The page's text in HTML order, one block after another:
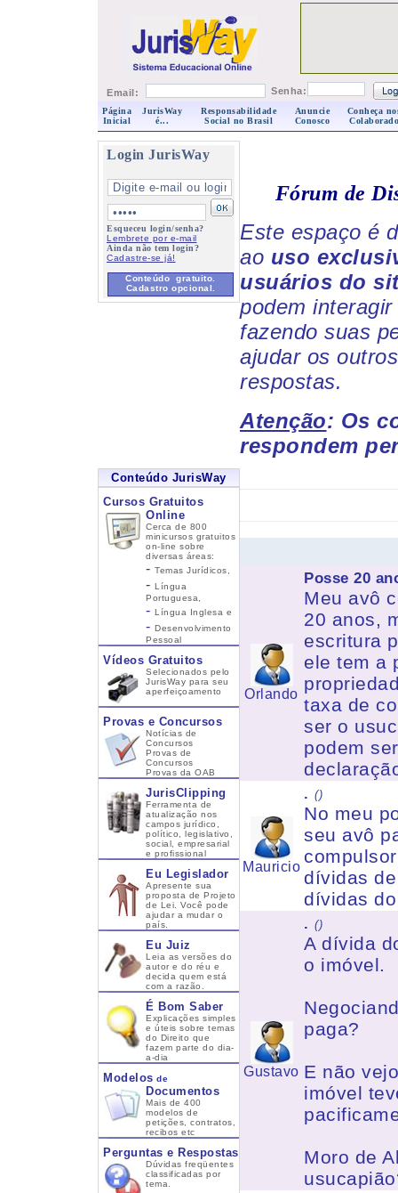
Email: Senha:
Página
Inicial
JurisWay
é...
Responsabilidade
Social no Brasil
Anuncie
Conosco
Conheça
Login JurisWay
Esqueceu login/senha?
Lembrete por e-mail
Ainda não tem login?
Cadastre-se já!
Conteúdo gratuito.
Cadastro opcional.
Conteúdo JurisWay
Cursos Gratuitos
Online
Cerca de 800
minicursos gratuitos
on-line sobre
diversas áreas:
- Temas Jurídicos,
- Língua
Portuguesa,
- Língua Inglesa e
- Desenvolvimento
Pessoal
Vídeos Gratuitos
Selecionados pelo
JurisWay para seu
aperfeiçoamento
Provas e Concursos
Notícias de
Concursos
Provas de
Concursos
Provas da OAB
JurisClipping
Ferramenta de
atualização nos
campos jurídico,
político, legislativo,
social, empresarial
e profissional
Eu Legislador
Apresente sua
proposta de Projeto
de Lei. Você pode
ajudar a mudar o
país.
Eu Juiz
Leia as versões do
autor e do réu e
decida quem está
com a razão.
É Bom Saber
Explicações simples
e úteis sobre temas
do Direito que
fazem parte do dia-
a-dia
Modelos de
Documentos
Mais de 400
modelos de
petições, contratos,
recibos etc
Perguntas e Respostas
Dúvidas freqüentes
classificadas por
tema.
Fórum de
Este espaço é
ao uso
usuários do
podem
fazendo suas
ajudar os
respostas.
Atenção: Os
respondem
Orlando
Posse 20
Meu avô
20 anos,
escritura
ele tem a
taxa de
ser o
podem
Mauricio
. ()
No meu
seu avô
dívidas
dívidas
Gustavo
. ()
A dívida
o imóvel.
paga?
E não
imóvel
Moro de